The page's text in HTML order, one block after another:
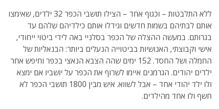
ללא התלבטות – וכגוף אחד – הצילו תושבי הכפר 32 ילדים, שאימצו
אותם לבתיהם בשמות חדשים וגידלו אותם כילדיהם שלהם עד
בגרותם. במעשה ההצלה של הכפר בסלניי באה לידי ביטוי ייחודי,
אישי וקבוצתי, האנושיות בביטוייה הנעלים ביותר: הבנאליות של
החמלה ושל החסד. 152 ימים שהה הצבא הנאצי בכפר וחיפש אחר
ילדים יהודים. הגרמנים איימו לשרוף את הכפר על יושביו אם ימצא
ולו ילד יהודי אחד – אבל לשווא. איש מבין 1800 תושבי הכפר לא
חשף ולו אחד מהילדים.